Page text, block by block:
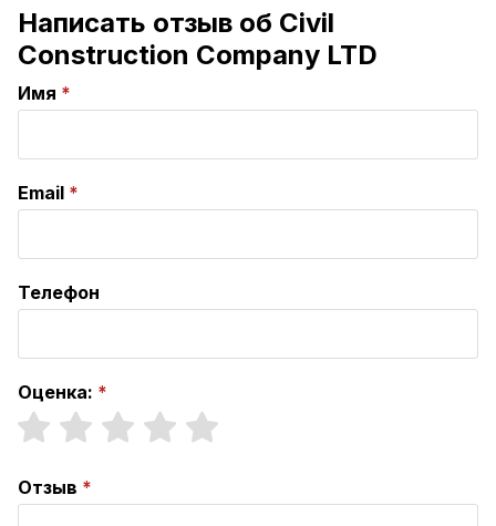
Написать отзыв об Civil
Construction Company LTD
Имя
Email
Телефон
Оценка:
Отзыв